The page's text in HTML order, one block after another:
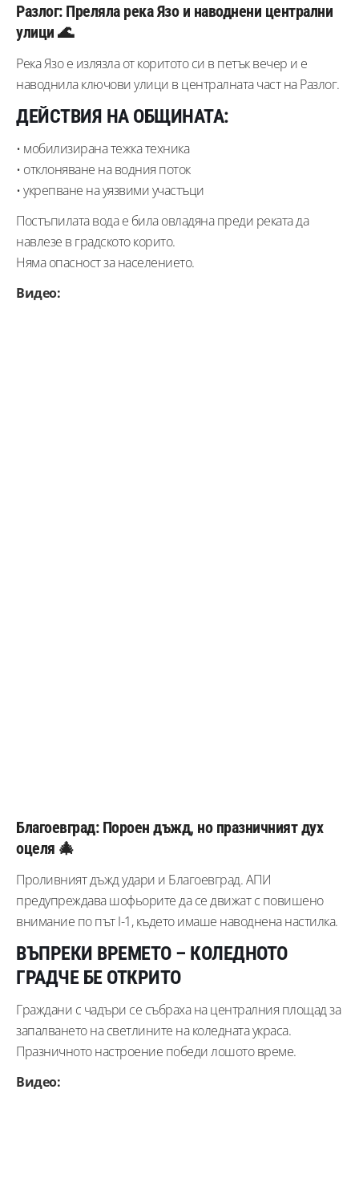
Разлог: Преляла река Язо и наводнени централни
улици 🌊
Река Язо е излязла от коритото си в петък вечер и е
наводнила ключови улици в централната част на Разлог.
ДЕЙСТВИЯ НА ОБЩИНАТА:
• мобилизирана тежка техника
• отклоняване на водния поток
• укрепване на уязвими участъци
Постъпилата вода е била овладяна преди реката да
навлезе в градското корито.
Няма опасност за населението.
Видео:
Благоевград: Пороен дъжд, но празничният дух
оцеля 🎄
Проливният дъжд удари и Благоевград. АПИ
предупреждава шофьорите да се движат с повишено
внимание по път I-1, където имаше наводнена настилка.
ВЪПРЕКИ ВРЕМЕТО – КОЛЕДНОТО
ГРАДЧЕ БЕ ОТКРИТО
Граждани с чадъри се събраха на централния площад за
запалването на светлините на коледната украса.
Празничното настроение победи лошото време.
Видео: